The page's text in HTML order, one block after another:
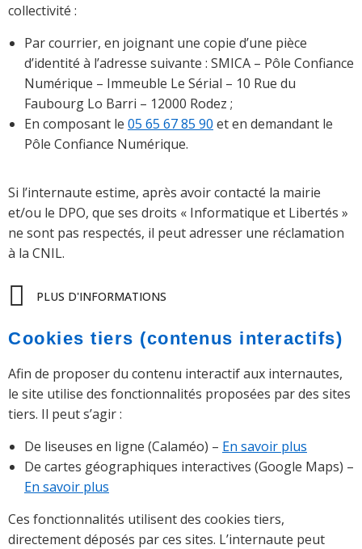
collectivité :
Par courrier, en joignant une copie d’une pièce
d’identité à l’adresse suivante : SMICA – Pôle Confiance
Numérique – Immeuble Le Sérial – 10 Rue du
Faubourg Lo Barri – 12000 Rodez ;
En composant le 05 65 67 85 90 et en demandant le
Pôle Confiance Numérique.
Si l’internaute estime, après avoir contacté la mairie
et/ou le DPO, que ses droits « Informatique et Libertés »
ne sont pas respectés, il peut adresser une réclamation
à la CNIL.
PLUS D'INFORMATIONS
Cookies tiers (contenus interactifs)
Afin de proposer du contenu interactif aux internautes,
le site utilise des fonctionnalités proposées par des sites
tiers. Il peut s’agir :
De liseuses en ligne (Calaméo) – En savoir plus
De cartes géographiques interactives (Google Maps) –
En savoir plus
Ces fonctionnalités utilisent des cookies tiers,
directement déposés par ces sites. L’internaute peut